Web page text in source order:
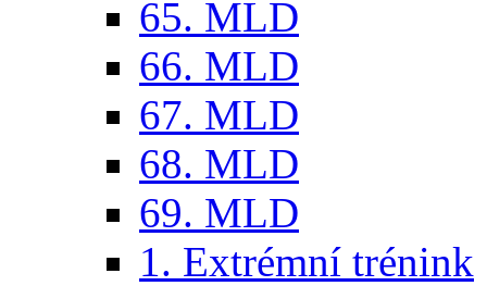
65. MLD
66. MLD
67. MLD
68. MLD
69. MLD
1. Extrémní trénink